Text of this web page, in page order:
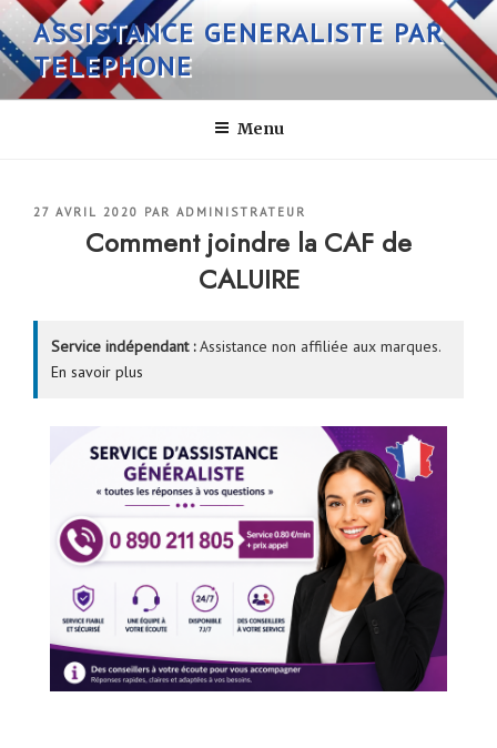
Aller
au
contenu
principal
ASSISTANCE GENERALISTE PAR
TELEPHONE
Menu
PUBLIÉ
27 AVRIL 2020 PAR ADMINISTRATEUR
Comment joindre la CAF de
CALUIRE
Service indépendant :Assistance non affiliée aux marques.
En savoir plus